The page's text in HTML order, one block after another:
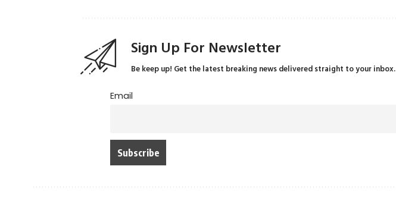
Sign Up For Newsletter
Be keep up! Get the latest breaking news delivered straight to your inbox.
Email